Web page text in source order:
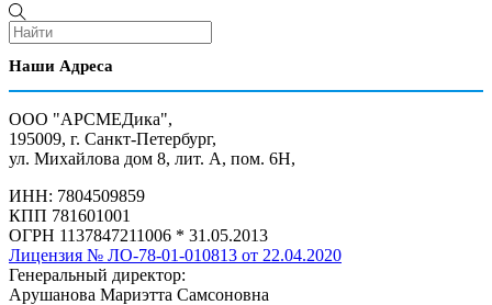
Наши Адреса
ООО "АРСМЕДика",
195009, г. Санкт-Петербург,
ул. Михайлова дом 8, лит. А, пом. 6Н,
ИНН: 7804509859
КПП 781601001
ОГРН 1137847211006 * 31.05.2013
Лицензия № ЛО-78-01-010813 от 22.04.2020
Генеральный директор:
Арушанова Мариэтта Самсоновна